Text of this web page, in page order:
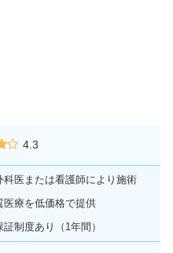
4.3
医または看護師により施術
療を低価格で提供
制度あり（1年間）